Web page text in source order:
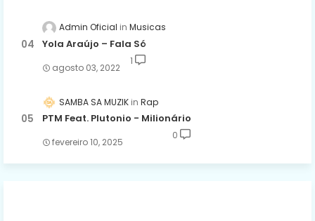
Admin Oficial Musicas
Yola Araújo – Fala Só
agosto 03, 2022
1
SAMBA SA MUZIK Rap
PTM Feat. Plutonio - Milionário
fevereiro 10, 2025
0